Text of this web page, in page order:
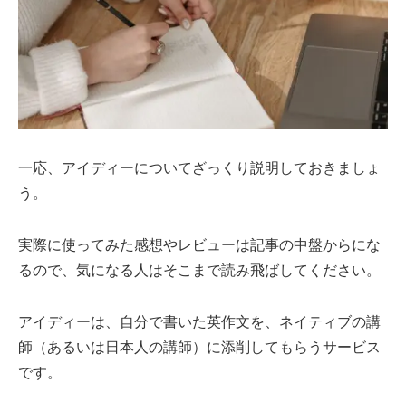
一応、アイディーについてざっくり説明しておきましょ
う。
実際に使ってみた感想やレビューは記事の中盤からにな
るので、気になる人はそこまで読み飛ばしてください。
アイディーは、自分で書いた英作文を、ネイティブの講
師（あるいは日本人の講師）に添削してもらうサービス
です。